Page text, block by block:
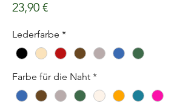
23,90 €Preis
Lederfarbe *
Farbe für die Naht *